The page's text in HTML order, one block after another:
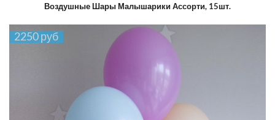
Воздушные Шары Малышарики Ассорти, 15шт.
2250 руб